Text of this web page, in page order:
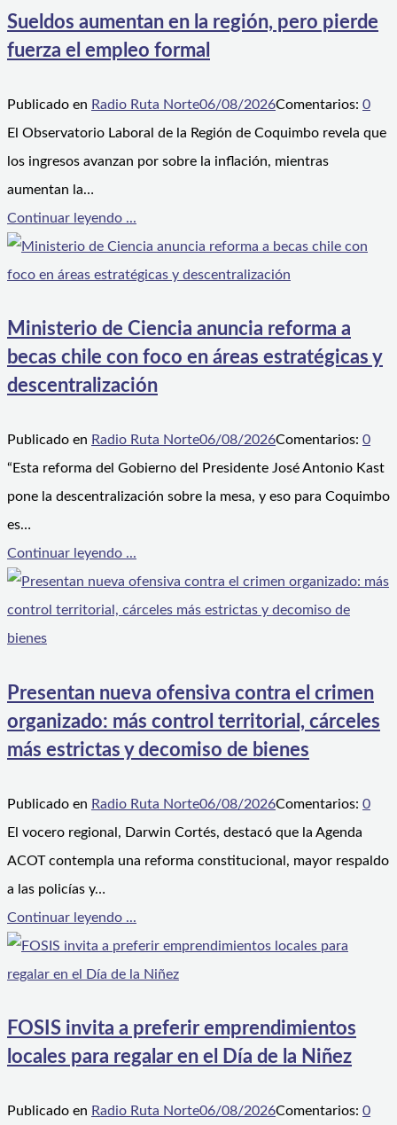
Sueldos aumentan en la región, pero pierde
fuerza el empleo formal
Publicado en Radio Ruta Norte06/08/2026Comentarios: 0
El Observatorio Laboral de la Región de Coquimbo revela que
los ingresos avanzan por sobre la inflación, mientras
aumentan la…
Continuar leyendo ...
Ministerio de Ciencia anuncia reforma a
becas chile con foco en áreas estratégicas y
descentralización
Publicado en Radio Ruta Norte06/08/2026Comentarios: 0
“Esta reforma del Gobierno del Presidente José Antonio Kast
pone la descentralización sobre la mesa, y eso para Coquimbo
es…
Continuar leyendo ...
Presentan nueva ofensiva contra el crimen
organizado: más control territorial, cárceles
más estrictas y decomiso de bienes
Publicado en Radio Ruta Norte06/08/2026Comentarios: 0
El vocero regional, Darwin Cortés, destacó que la Agenda
ACOT contempla una reforma constitucional, mayor respaldo
a las policías y…
Continuar leyendo ...
FOSIS invita a preferir emprendimientos
locales para regalar en el Día de la Niñez
Publicado en Radio Ruta Norte06/08/2026Comentarios: 0